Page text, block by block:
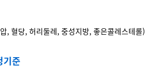
, 혈당, 허리둘레, 중성지방, 좋은콜레스테
기준